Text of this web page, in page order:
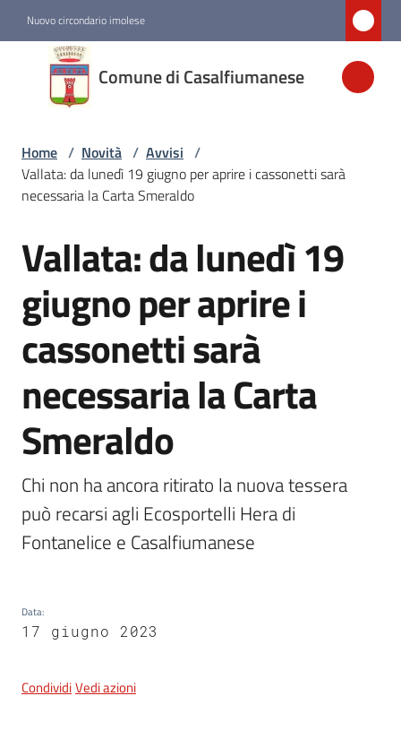
Nuovo circondario imolese
Comune di Casalfiumanese
Comune di
Casalfiumanese
Amministrazione
Vivere
Casalfiumanese
Servizi
on-
Tutti
gli
Home / Novità / Avvisi /
Vallata: da lunedì 19 giugno per aprire i cassonetti sarà
necessaria la Carta Smeraldo
Salta al contenuto
Vallata: da lunedì 19
giugno per aprire i
cassonetti sarà
necessaria la Carta
Smeraldo
Chi non ha ancora ritirato la nuova tessera
può recarsi agli Ecosportelli Hera di
Fontanelice e Casalfiumanese
Data:
17 giugno 2023
CondividiVedi azioni